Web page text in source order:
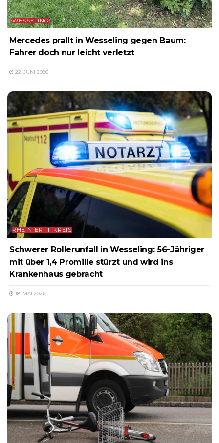
WESSELING
Mercedes prallt in Wesseling gegen Baum:
Fahrer doch nur leicht verletzt
22. JUNI 2026
RHEIN-ERFT-KREIS
Schwerer Rollerunfall in Wesseling: 56-Jähriger
mit über 1,4 Promille stürzt und wird ins
Krankenhaus gebracht
18. MAI 2026